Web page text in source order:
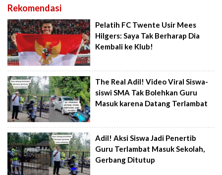
Rekomendasi
Pelatih FC Twente Usir Mees
Hilgers: Saya Tak Berharap Dia
Kembali ke Klub!
The Real Adil! Video Viral Siswa-
siswi SMA Tak Bolehkan Guru
Masuk karena Datang Terlambat
Adil! Aksi Siswa Jadi Penertib
Guru Terlambat Masuk Sekolah,
Gerbang Ditutup